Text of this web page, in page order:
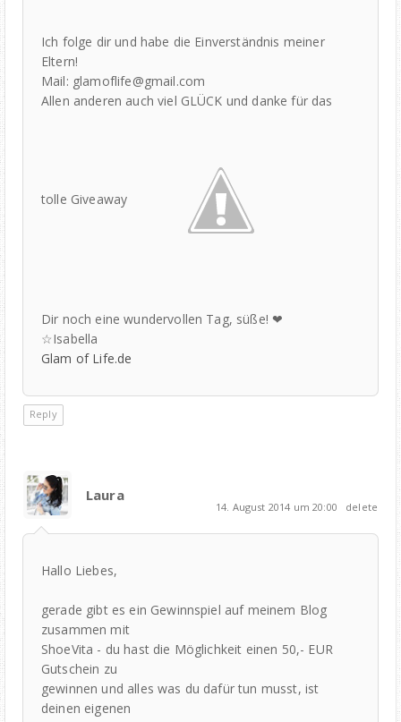
Ich folge dir und habe die Einverständnis meiner
Eltern!
Mail: glamoflife@gmail.com
Allen anderen auch viel GLÜCK und danke für das
tolle Giveaway
Dir noch eine wundervollen Tag, süße! ❤
☆Isabella
Glam of Life.de
Reply
Laura
14. August 2014 um 20:00 delete
Hallo Liebes,
gerade gibt es ein Gewinnspiel auf meinem Blog
zusammen mit
ShoeVita - du hast die Möglichkeit einen 50,- EUR
Gutschein zu
gewinnen und alles was du dafür tun musst, ist
deinen eigenen